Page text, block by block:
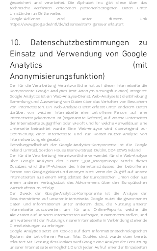
gespeichert und verarbeitet. Die Alphabet Inc. gibt diese über das
technische Verfahren erhobenen personenbezogenen Daten unter
Umständen an Dritte weiter.
Google-AdSense wird unter diesem Link
https://www.google.de/intl/de/adsense/start/ genauer erläutert.
10. Datenschutzbestimmungen zu
Einsatz und Verwendung von Google
Analytics (mit
Anonymisierungsfunktion)
Der für die Verarbeitung Verantwortliche hat auf dieser Internetseite die
Komponente Google Analytics (mit Anonymisierungsfunktion) integriert.
Google Analytics ist ein Web-Analyse-Dienst. Web-Analyse ist die Erhebung,
Sammlung und Auswertung von Daten über das Verhalten von Besuchern
von Internetseiten. Ein Web-Analyse-Dienst erfasst unter anderem Daten
darüber, von welcher Internetseite eine betroffene Person auf eine
Internetseite gekommen ist (sogenannte Referrer), auf welche Unterseiten
der Internetseite zugegriffen oder wie oft und für welche Verweildauer eine
Unterseite betrachtet wurde. Eine Web-Analyse wird überwiegend zur
Optimierung einer Internetseite und zur Kosten-Nutzen-Analyse von
Internetwerbung eingesetzt.
Betreibergesellschaft der Google-Analytics-Komponente ist die Google
Ireland Limited, Gordon House, Barrow Street, Dublin, D04 E5W5, Ireland.
Der für die Verarbeitung Verantwortliche verwendet für die Web-Analyse
über Google Analytics den Zusatz "_gat._anonymizeIp". Mittels dieses
Zusatzes wird die IP-Adresse des Internetanschlusses der betroffenen
Person von Google gekürzt und anonymisiert, wenn der Zugriff auf unsere
Internetseiten aus einem Mitgliedstaat der Europäischen Union oder aus
einem anderen Vertragsstaat des Abkommens über den Europäischen
Wirtschaftsraum erfolgt.
Der Zweck der Google-Analytics-Komponente ist die Analyse der
Besucherströme auf unserer Internetseite. Google nutzt die gewonnenen
Daten und Informationen unter anderem dazu, die Nutzung unserer
Internetseite auszuwerten, um für uns Online-Reports, welche die
Aktivitäten auf unseren Internetseiten aufzeigen, zusammenzustellen, und
um weitere mit der Nutzung unserer Internetseite in Verbindung stehende
Dienstleistungen zu erbringen.
Google Analytics setzt ein Cookie auf dem informationstechnologischen
System der betroffenen Person. Was Cookies sind, wurde oben bereits
erläutert. Mit Setzung des Cookies wird Google eine Analyse der Benutzung
unserer Internetseite ermöglicht. Durch jeden Aufruf einer der Einzelseiten